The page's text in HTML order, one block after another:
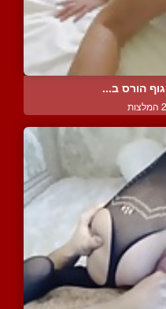
הורס ב...
2 המלצות